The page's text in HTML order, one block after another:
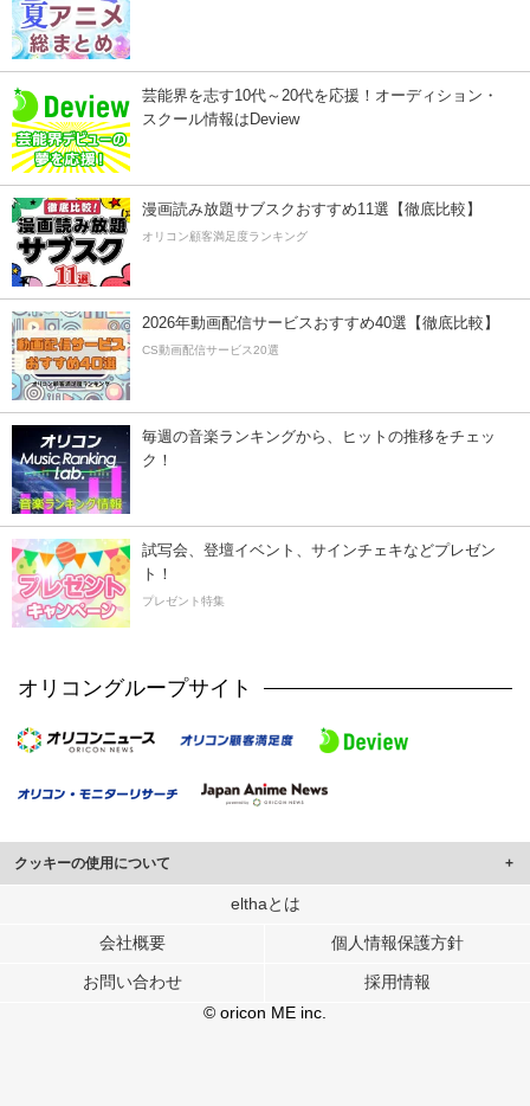
芸能界を志す10代～20代を応援！オーディション・
スクール情報はDeview
漫画読み放題サブスクおすすめ11選【徹底比較】
オリコン顧客満足度ランキング
2026年動画配信サービスおすすめ40選【徹底比較】
CS動画配信サービス20選
毎週の音楽ランキングから、ヒットの推移をチェッ
ク！
試写会、登壇イベント、サインチェキなどプレゼン
ト！
プレゼント特集
オリコングループサイト
クッキーの使用について
このサイトでは Cookie を使用して、ユーザーに合わせたコンテンツや広告の
行っています。
メディアや広告配信、データ解析の各パートナーに提供しています。
ユーザーが各パートナーのサービスを使用したときに収集した他の情報を組み
elthaとは
会社概要 個人情報保護方針
お問い合わせ
採用情報
© oricon ME inc.